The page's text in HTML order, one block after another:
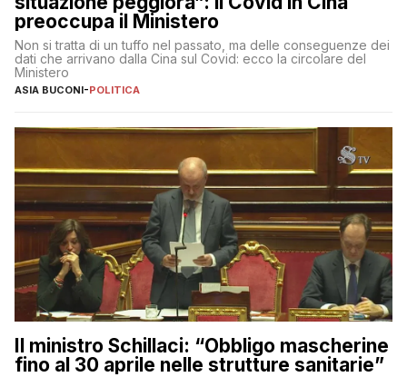
preoccupa il Ministero
Non si tratta di un tuffo nel passato, ma delle conseguenze dei
dati che arrivano dalla Cina sul Covid: ecco la circolare del
Ministero
ASIA BUCONI-POLITICA
Il ministro Schillaci: “Obbligo mascherine
fino al 30 aprile nelle strutture sanitarie”